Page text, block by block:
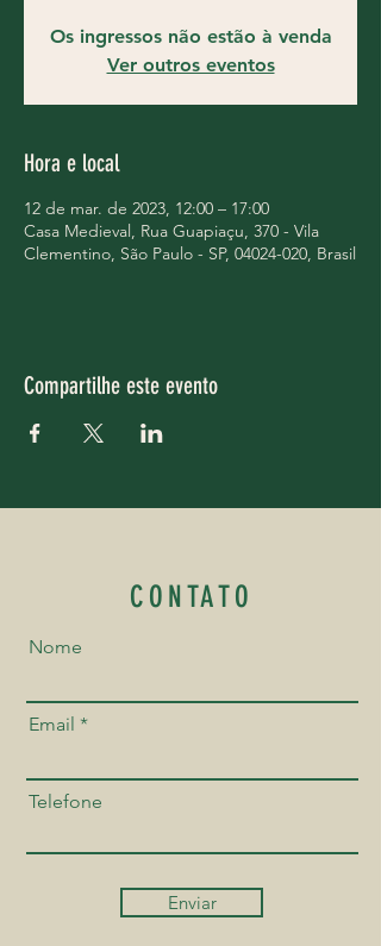
Os ingressos não estão à venda
Ver outros eventos
Hora e local
12 de mar. de 2023, 12:00 – 17:00
Casa Medieval, Rua Guapiaçu, 370 - Vila
Clementino, São Paulo - SP, 04024-020, Brasil
Compartilhe este evento
CONTATO
Nome
Email
Telefone
Enviar